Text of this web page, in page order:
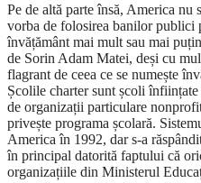
Pe de altă parte însă, America
vorba de folosirea banilor publici
învățământ mai mult sau mai
de Sorin Adam Matei, deși cu
flagrant de ceea ce se numește
Școlile charter sunt școli
de organizații particulare
privește programa școlară.
America în 1992, dar s-a
în principal datorită faptului că
organizațiile din Ministerul